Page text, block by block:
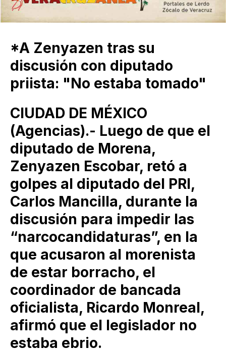
*A Zenyazen tras su
discusión con diputado
priista: "No estaba tomado"
CIUDAD DE MÉXICO
(Agencias).- Luego de que el
diputado de Morena,
Zenyazen Escobar, retó a
golpes al diputado del PRI,
Carlos Mancilla, durante la
discusión para impedir las
“narcocandidaturas”, en la
que acusaron al morenista
de estar borracho, el
coordinador de bancada
oficialista, Ricardo Monreal,
afirmó que el legislador no
estaba ebrio.